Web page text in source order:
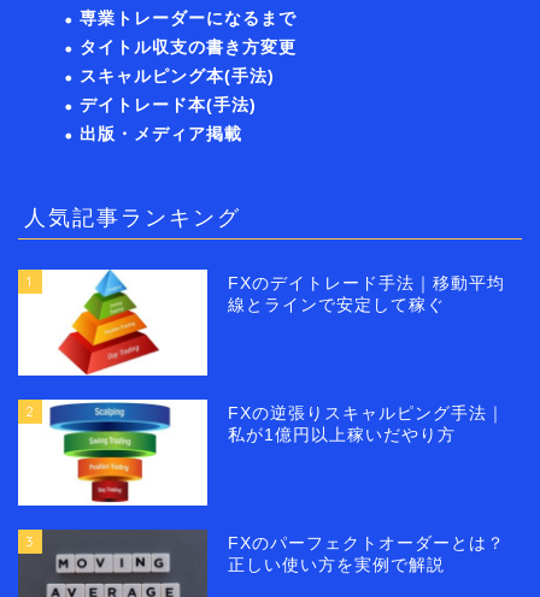
専業トレーダーになるまで
タイトル収支の書き方変更
スキャルピング本(手法)
デイトレード本(手法)
出版・メディア掲載
人気記事ランキング
1
FXのデイトレード手法｜移動平均
線とラインで安定して稼ぐ
2
FXの逆張りスキャルピング手法｜
私が1億円以上稼いだやり方
3
FXのパーフェクトオーダーとは？
正しい使い方を実例で解説